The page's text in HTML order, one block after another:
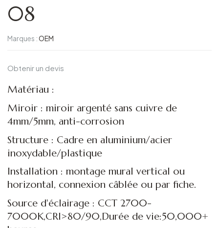
08
Marques :OEM
Obtenir un devis
Matériau :
Miroir : miroir argenté sans cuivre de
4mm/5mm, anti-corrosion
Structure : Cadre en aluminium/acier
inoxydable/plastique
Installation : montage mural vertical ou
horizontal, connexion câblée ou par fiche.
Source d'éclairage : CCT 2700-
7000K,CRI>80/90,Durée de vie:50,000+